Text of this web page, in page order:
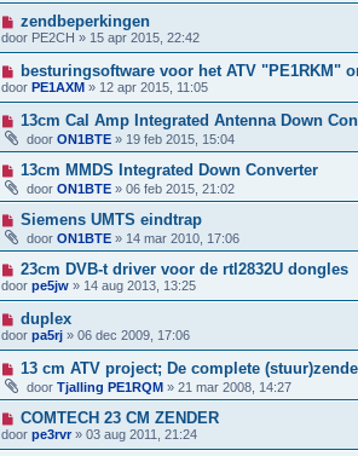
zendbeperkingen
door PE2CH » 15 apr 2015, 22:42
besturingsoftware voor het ATV "PE1RKM"
door PE1AXM » 12 apr 2015, 11:05
13cm Cal Amp Integrated Antenna Down
door ON1BTE » 19 feb 2015, 15:04
13cm MMDS Integrated Down Converter
door ON1BTE » 06 feb 2015, 21:02
Siemens UMTS eindtrap
door ON1BTE » 14 mar 2010, 17:06
23cm DVB-t driver voor de rtl2832U dongles
door pe5jw » 14 aug 2013, 13:25
duplex
door pa5rj » 06 dec 2009, 17:06
13 cm ATV project; De complete
door Tjalling PE1RQM » 21 mar 2008, 14:27
COMTECH 23 CM ZENDER
door pe3rvr » 03 aug 2011, 21:24